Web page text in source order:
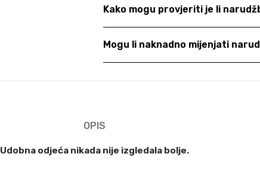
Kako mogu provjeriti je li
Mogu li naknadno mijenjati
OPIS
Udobna odjeća nikada nije izgledala bolje.